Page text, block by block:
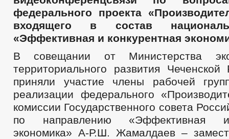
МЕСТНЫЕ НАЛОГИ
СТАТИСТИЧЕСКИЕ ДАННЫЕ
КОМИССИИ
РАБОЧАЯ ГРУППА АНК
РАБОЧАЯ
РАБОЧАЯ ГРУППА ПО ПРОФИЛАКТИКЕ ПРАВОНАРУШЕНИЙ
КОМИССИЯ ПО СПИСАНИЮ ЗАДОЛЖЕННОСТИ ПО ПЛАТЕЖАМ В
ОБЩЕСТВЕННЫЙ СОВЕТ ПО РАССМОТРЕНИЮ ВОПРОСОВ
КООРДИНАЦИОННЫЙ СОВЕТ ПО РАЗВИТИЮ
ТРУДОУСТРОЙСТВА ОСУЖДЕННЫХ К ОБЯЗАТЕЛЬНЫМ И
ИНФОРМАЦИЯ О ЛИЦАХ, ПРОПАВШИХ БЕЗ ВЕСТИ
ЦЕЛЕВЫЕ ПРОГРАММЫ
ЗАКУПКА ТОВАРОВ, РАБОТ И УСЛУГ
СОВЕТ ДЕПУТАТОВ
ДЕПУТАТЫ
СТРУКТУРА, ПОЛНОМОЧИЯ,
КООРДИНАЦИОННЫЙ СОВЕТ
ГРАФИК
СОЦИАЛЬНЫЙ ПРОЕКТ — МУНИЦИПАЛЬНЫЙ
федерального проекта
входящего в состав
«Эффективная и конкурентная
В совещании от Министерства
территориального развития Чеченской
приняли участие члены рабочей
реализации федерального
комиссии Государственного совета
по направлению «Эффективная и
экономика» А-Р.Ш. Жамалдаев –